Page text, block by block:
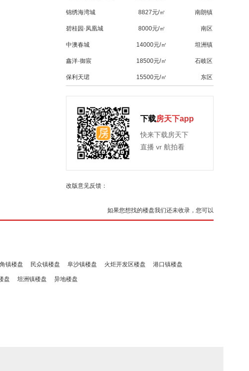
锦绣海湾城 8827元/㎡ 南朗镇
碧桂园·凤凰城 8000元/㎡ 南区
中澳春城 14000元/㎡ 坦洲镇
鑫洋·御宸 18500元/㎡ 石岐区
保利天珺 15500元/㎡ 东区
下载房天下app
快来下载房天下
直播 vr 航拍看
改版意见反馈：
如果您想找的楼盘我们还未收录，您可以
镇楼盘 民众镇楼盘 阜沙镇楼盘 火炬开发区楼盘 港口镇楼盘
盘 坦洲镇楼盘 异地楼盘